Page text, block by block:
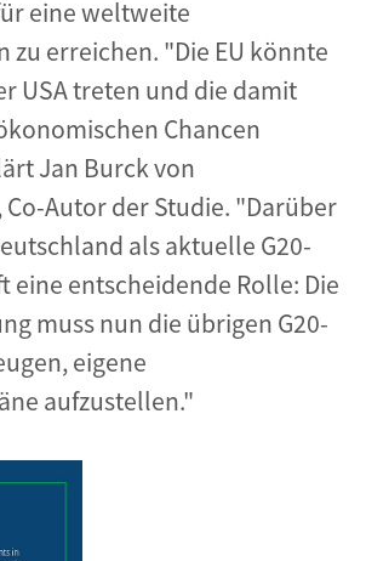
eine weltweite
zu erreichen. "Die EU könnte
USA treten und die damit
Chancen
Jan Burck von
Autor der Studie. "Darüber
als aktuelle G20-
eine entscheidende Rolle: Die
muss nun die übrigen G20-
eigene
aufzustellen."